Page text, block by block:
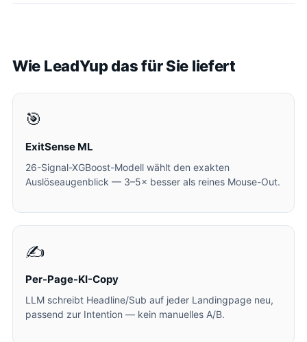
Wie LeadYup das für Sie liefert
🎯
ExitSense ML
26-Signal-XGBoost-Modell wählt den exakten
Auslöseaugenblick — 3–5× besser als reines Mouse-Out.
✍️
Per-Page-KI-Copy
LLM schreibt Headline/Sub auf jeder Landingpage neu,
passend zur Intention — kein manuelles A/B.